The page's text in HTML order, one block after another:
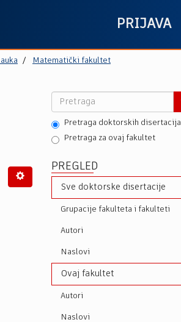
PRIJAVA
Matematički fakultet
Pretraga doktorskih disertacija
Pretraga za ovaj fakultet
PREGLED
Sve doktorske disertacije
Grupacije fakulteta i fakulteti
Autori
Naslovi
Ovaj fakultet
Autori
Naslovi